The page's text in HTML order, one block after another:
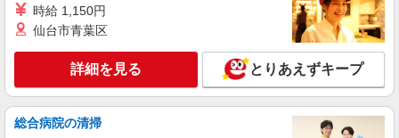
時給 1,150円
仙台市青葉区
詳細を見る とりあえずキープ
総合病院の清掃